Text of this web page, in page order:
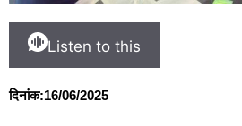
Listen to this
दिनांक:16/06/2025